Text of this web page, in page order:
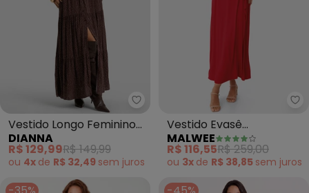
Dianna - Vestido Longo
Vestido Longo Feminino
em Viscose (Marrom)
DIANNA
R$ 129,99R$ 149,99
ou 4x de R$ 32,49 sem juros
Vestido Evasê
Transpassado
(Vermelho)
MALWEE
R$ 116,55R$ 259,00
ou 3x de R$ 38,85 sem juros